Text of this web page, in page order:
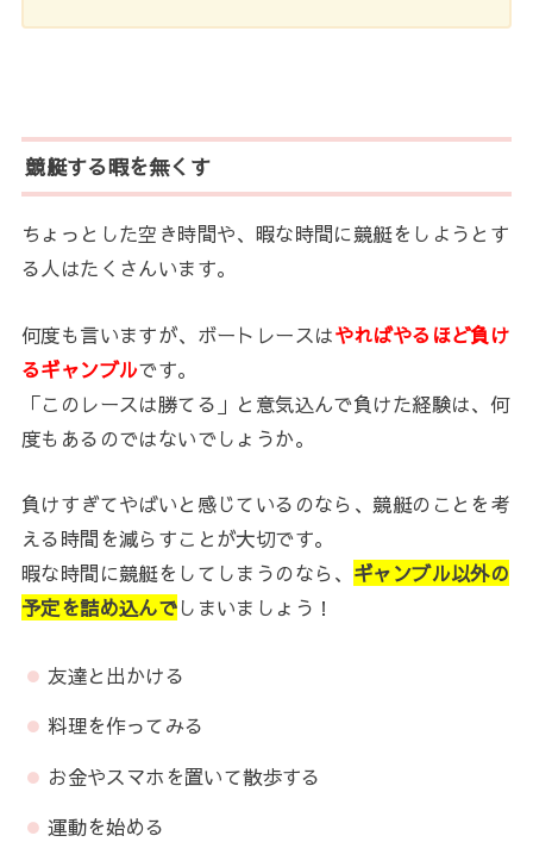
競艇する暇を無くす
ちょっとした空き時間や、暇な時間に競艇をしようとす
る人はたくさんいます。
何度も言いますが、ボートレースはやればやるほど負け
るギャンブルです。
「このレースは勝てる」と意気込んで負けた経験は、何
度もあるのではないでしょうか。
負けすぎてやばいと感じているのなら、競艇のことを考
える時間を減らすことが大切です。
暇な時間に競艇をしてしまうのなら、 ギャンブル以外の
予定を詰め込んでしまいましょう！
友達と出かける
料理を作ってみる
お金やスマホを置いて散歩する
運動を始める